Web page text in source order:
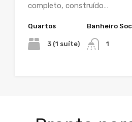
completo, construído…
Quartos
3 (1 suíte)
Banheiro
1